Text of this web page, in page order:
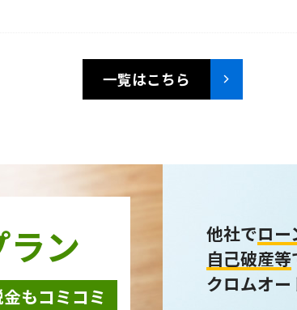
一覧はこちら
ラン
もコミコミ
他社でロー
自己破産等
クロムオ